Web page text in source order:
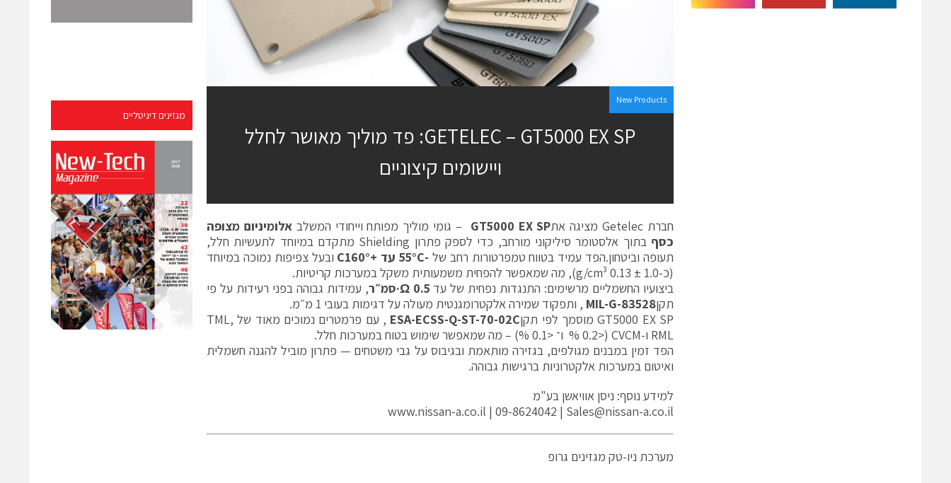
מגזינים דיגיטליים
New Products
GETELEC – GT5000 EX SP: פד מוליך מאושר לחלל
ויישומים קיצוניים
חברת Getelec מציגה את GT5000 EX SP – גומי מוליך מפותח וייחודי המשלבאלומיניום מצופה
כסף
בתוך אלסטומר סיליקוני מורחב, כדי לספק פתרון Shielding מתקדם במיוחד לתעשיות חלל,
תעופה וביטחון.הפד עמיד בטווח טמפרטורות רחב של -55°C עד + C160°
ובעל צפיפות נמוכה במיוחד
(כ-1.0 ± 0.13 g/cm³), מה שמאפשר להפחית משמעותית משקל במערכות קריטיות.
ביצועיו החשמליים מרשימים: התנגדות נפחית של עד 0.5 Ω· סמ״ר, עמידות גבוהה בפני רעידות על פי
תקןMIL-G-83528 , ותפקוד שמירה אלקטרומגנטית מעולה על דגימות בעובי 1 מ״מ.
GT5000 EX SP מוסמך לפי תקן
ESA-ECSS-Q-ST-70-02C
, עם פרמטרים נמוכים מאוד של TML,
RML ו-CVCM (<0.2 % ו־ <0.1 %) – מה שמאפשר שימוש בטוח במערכות חלל.
הפד זמין במבנים מגולפים, בגזירה מותאמת ובגיבוס על גבי משטחים — פתרון מוביל להגנה חשמלית
ואיטום במערכות אלקטרוניות ברגישות גבוהה.
למידע נוסף: ניסן אוויאשן בע"מ
www.nissan-a.co.il | 09-8624042 | Sales@nissan-a.co.il
מערכת ניו-טק מגזינים גרופ